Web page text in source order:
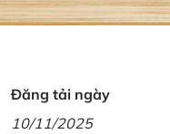
Đăng tải ngày
10/11/2025